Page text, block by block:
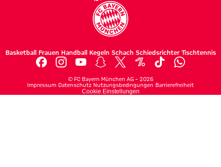
Basketball Frauen Handball Kegeln Schach Schiedsrichter Tischtennis
© FC Bayern München AG – 2026
Impressum Datenschutz Nutzungsbedingungen Barrierefreiheit
Cookie Einstellungen